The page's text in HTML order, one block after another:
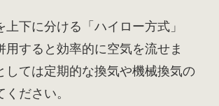
上下に分ける「ハイロー方式」
用すると効率的に空気を流せま
しては定期的な換気や機械換気の
ださい。